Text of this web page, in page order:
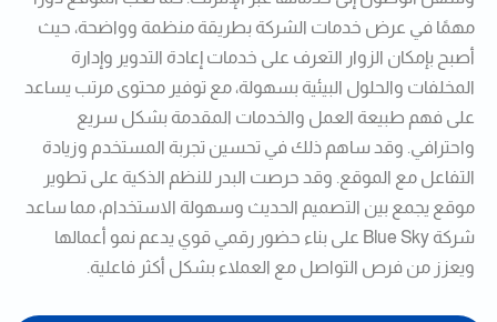
مهمًا في عرض خدمات الشركة بطريقة منظمة وواضحة، حيث
أصبح بإمكان الزوار التعرف على خدمات إعادة التدوير وإدارة
المخلفات والحلول البيئية بسهولة، مع توفير محتوى مرتب يساعد
على فهم طبيعة العمل والخدمات المقدمة بشكل سريع
واحترافي. وقد ساهم ذلك في تحسين تجربة المستخدم وزيادة
التفاعل مع الموقع. وقد حرصت البدر للنظم الذكية على تطوير
موقع يجمع بين التصميم الحديث وسهولة الاستخدام، مما ساعد
شركة Blue Sky على بناء حضور رقمي قوي يدعم نمو أعمالها
ويعزز من فرص التواصل مع العملاء بشكل أكثر فاعلية.